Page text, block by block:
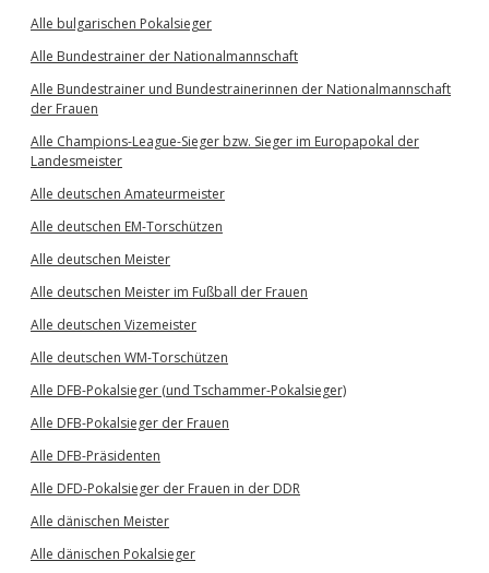
Alle bulgarischen Pokalsieger
Alle Bundestrainer der Nationalmannschaft
Alle Bundestrainer und Bundestrainerinnen der Nationalmannschaft
der Frauen
Alle Champions-League-Sieger bzw. Sieger im Europapokal der
Landesmeister
Alle deutschen Amateurmeister
Alle deutschen EM-Torschützen
Alle deutschen Meister
Alle deutschen Meister im Fußball der Frauen
Alle deutschen Vizemeister
Alle deutschen WM-Torschützen
Alle DFB-Pokalsieger (und Tschammer-Pokalsieger)
Alle DFB-Pokalsieger der Frauen
Alle DFB-Präsidenten
Alle DFD-Pokalsieger der Frauen in der DDR
Alle dänischen Meister
Alle dänischen Pokalsieger